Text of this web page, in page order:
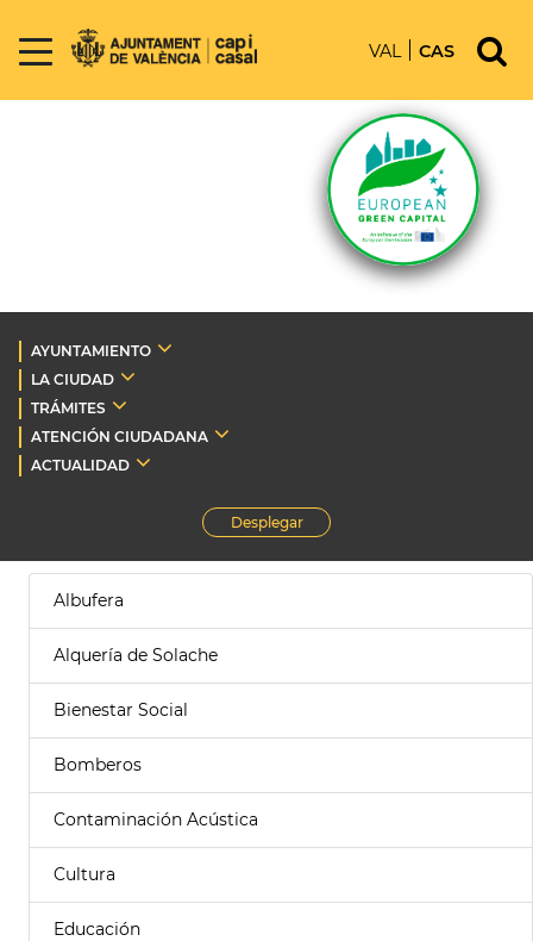
VAL CAS
AYUNTAMIENTO
LA CIUDAD
TRÁMITES
ATENCIÓN CIUDADANA
ACTUALIDAD
Desplegar
Albufera
Alquería de Solache
Bienestar Social
Bomberos
Contaminación Acústica
Cultura
Educación